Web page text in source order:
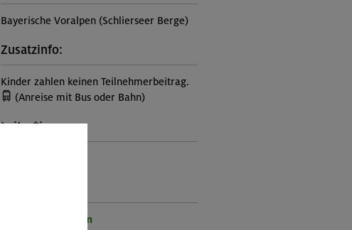
Bayerische Voralpen (Schlierseer Berge)
Zusatzinfo:
Kinder zahlen keinen Teilnehmerbeitrag.
(Anreise mit Bus oder Bahn)
Leiter*in:
Familienprogramm